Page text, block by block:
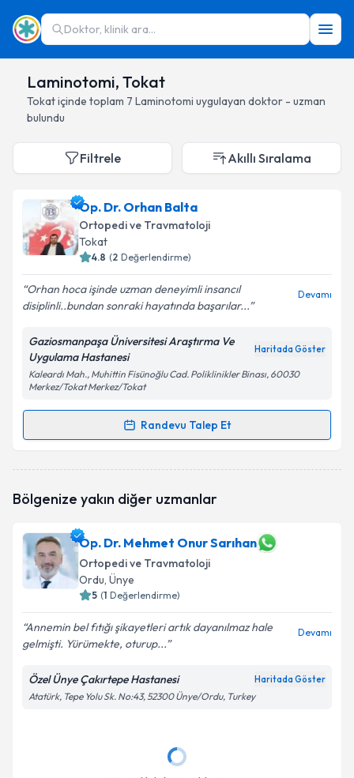
Doktor, klinik ara...
Laminotomi, Tokat
Tokatiçinde toplam 7 Laminotomi uygulayan doktor - uzman
bulundu
Filtrele Akıllı Sıralama
Op. Dr. Orhan Balta
Ortopedi ve Travmatoloji
Tokat
4.8 (2 Değerlendirme)
Orhan hoca işinde uzman deneyimli insancıl
disiplinli..bundan sonraki hayatında başarılar...
Devamı
Gaziosmanpaşa Üniversitesi Araştırma Ve
Uygulama Hastanesi
Haritada Göster
Kaleardı Mah., Muhittin Fisünoğlu Cad. Poliklinikler Binası, 60030
Merkez/Tokat Merkez/Tokat
Randevu Talep Et
Randevu Takvimi Talebi
oluşturun. Size bu uzmandan randevu almanız için bir
E-posta Adresiniz
Kişisel verilerimin işlenmesine ilişkinAydınlatma
Metni'ni okudum ve kişisel verilerimin belirtilen
Takvim Talebini Gönder
Bölgenize yakın diğer uzmanlar
Op. Dr. Mehmet Onur Sarıhan
Ortopedi ve Travmatoloji
Ordu, Ünye
5 (1 Değerlendirme)
Annemin bel fıtığı şikayetleri artık dayanılmaz hale
gelmişti. Yürümekte, oturup...
Devamı
Özel Ünye Çakırtepe Hastanesi Haritada Göster
Atatürk, Tepe Yolu Sk. No:43, 52300 Ünye/Ordu, Turkey